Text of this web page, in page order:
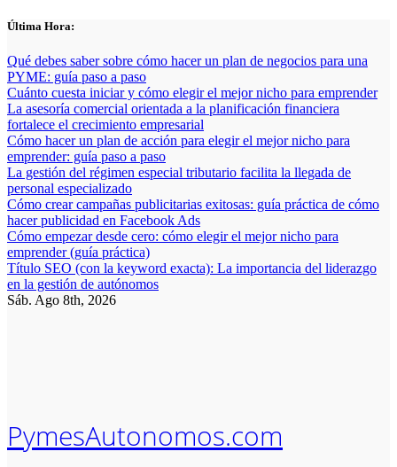
Saltar
contenido
Última Hora:
Qué debes saber sobre cómo hacer un plan de negocios para una
PYME: guía paso a paso
Cuánto cuesta iniciar y cómo elegir el mejor nicho para emprender
La asesoría comercial orientada a la planificación financiera
fortalece el crecimiento empresarial
Cómo hacer un plan de acción para elegir el mejor nicho para
emprender: guía paso a paso
La gestión del régimen especial tributario facilita la llegada de
personal especializado
Cómo crear campañas publicitarias exitosas: guía práctica de cómo
hacer publicidad en Facebook Ads
Cómo empezar desde cero: cómo elegir el mejor nicho para
emprender (guía práctica)
Título SEO (con la keyword exacta): La importancia del liderazgo
en la gestión de autónomos
Sáb. Ago 8th, 2026
PymesAutonomos.com